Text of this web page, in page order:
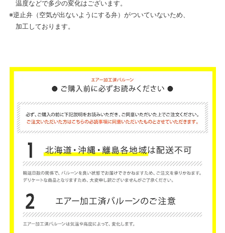
温度などで多少の変化はございます。
※逆止弁（空気が出ないようにする弁）がついていないため、
加工しております。